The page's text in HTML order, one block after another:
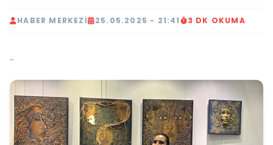
HABER MERKEZI 25.05.2025 - 21:41 3 DK OKUMA
..